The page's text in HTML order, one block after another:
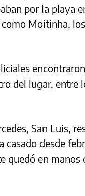
por la playa
Moitinha,
del lugar, entre
San Luis,
casado desde
quedó en manos